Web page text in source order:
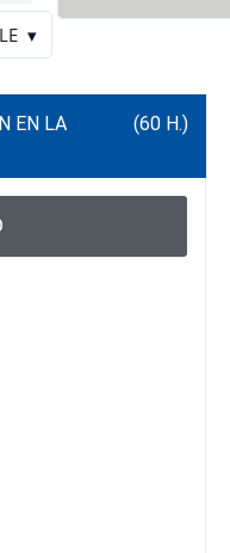
▾
EN LA
(60 H.)